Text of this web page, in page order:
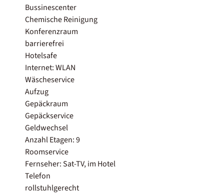
Bussinescenter
Chemische Reinigung
Konferenzraum
barrierefrei
Hotelsafe
Internet: WLAN
Wäscheservice
Aufzug
Gepäckraum
Gepäckservice
Geldwechsel
Anzahl Etagen: 9
Roomservice
Fernseher: Sat-TV, im Hotel
Telefon
rollstuhlgerecht